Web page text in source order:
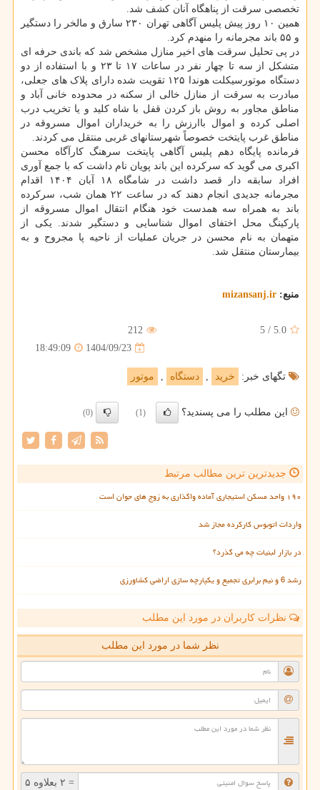
تخصصی سرقت از پناهگاه آنان کشف شد.
همین ۱۰ روز پیش پلیس آگاهی تهران ۲۳۰ سارق و مالخر را دستگیر
و ۵۵ باند مجرمانه را منهدم کرد.
در پی تحلیل سرقت های اخیر منازل مشخص شد که باندی حرفه ای
متشکل از سه تا چهار نفر در ساعات ۱۷ تا ۲۳ و با استفاده از دو
دستگاه موتورسیکلت هوندا ۱۲۵ تقویت شده دارای پلاک های جعلی،
مبادرت به سرقت از منازل خالی از سکنه در محدوده خانی آباد و
مناطق مجاور به روش باز کردن قفل با شاه کلید و یا تخریب درب
اصلی کرده و اموال باارزش را به خریداران اموال مسروقه در
مناطق غرب پایتخت خصوصاً شهرستانهای غربی منتقل می کردند.
فرمانده پایگاه دهم پلیس آگاهی پایتخت سرهنگ کارآگاه محسن
اکبری می گوید که سرکرده این باند پویان نام داشت که با جمع آوری
افراد سابقه دار قصد داشت در شامگاه ۱۸ آبان ۱۴۰۴ اقدام
مجرمانه جدیدی انجام دهند که در ساعت ۲۲ همان شب، سرکرده
باند به همراه سه همدست خود هنگام انتقال اموال مسروقه از
پارکینگ محل اختفای اموال شناسایی و دستگیر شدند. یکی از
متهمان به نام محسن در جریان عملیات از ناحیه پا مجروح و به
بیمارستان منتقل شد.
منبع: mizansanj.ir
5.0
/
5
212
1404/09/23
18:49:09
تگهای خبر: خرید , دستگاه , موتور
این مطلب را می پسندید؟ (1)
(0)
جدیدترین ترین مطالب مرتبط
۱۹۰ واحد مسکن استیجاری آماده واگذاری به زوج های جوان است
واردات اتوبوس کارکرده مجاز شد
در بازار لبنیات چه می گذرد؟
رشد 6 و نیم برابری تجمیع و یکپارچه سازی اراضی کشاورزی
نظرات کاربران در مورد این مطلب
نظر شما در مورد این مطلب
= ۲ بعلاوه ۵